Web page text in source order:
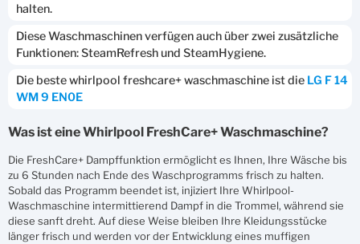
halten.
Diese Waschmaschinen verfügen auch über zwei zusätzliche
Funktionen: SteamRefresh und SteamHygiene.
Die beste whirlpool freshcare+ waschmaschine ist die LG F 14
WM 9 EN0E
Was ist eine Whirlpool FreshCare+ Waschmaschine?
Die FreshCare+ Dampffunktion ermöglicht es Ihnen, Ihre Wäsche bis
zu 6 Stunden nach Ende des Waschprogramms frisch zu halten.
Sobald das Programm beendet ist, injiziert Ihre Whirlpool-
Waschmaschine intermittierend Dampf in die Trommel, während sie
diese sanft dreht. Auf diese Weise bleiben Ihre Kleidungsstücke
länger frisch und werden vor der Entwicklung eines muffigen